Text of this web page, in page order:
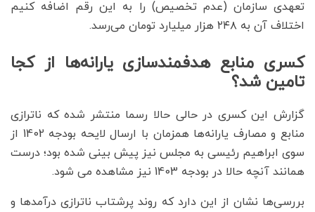
تعهدی سازمان (عدم تخصیص) را به این رقم اضافه کنیم
اختلاف آن به ۲۴۸ هزار میلیارد تومان می‌رسد.
کسری منابع هدفمندسازی یارانه‌ها از کجا
تامین شد؟
گزارش این کسری در حالی حالا رسما منتشر شده که ناترازی
منابع و مصارف یارانه‌ها همزمان با ارسال لایحه بودجه 1402 از
سوی ابراهیم رئیسی به مجلس نیز پیش بینی شده بود؛ درست
همانند آنچه حالا در بودجه 1403 نیز مشاهده می شود.
بررسی‌ها نشان از این دارد که روند پرشتاب ناترازی درآمدها و